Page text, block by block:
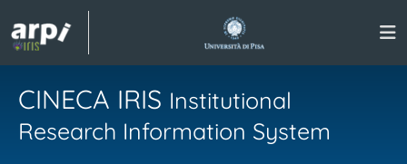
CINECA IRIS Institutional
Research Information System